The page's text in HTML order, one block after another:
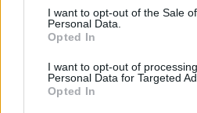
consent section.
I want to opt-out of the Sale
Personal Data.
Opted In
I want to opt-out of
Personal Data for Targeted
Opted In
Slika Omadeževanega v
zadaj na levi, obrnjena proti
Vitezu Crucible z mečem in
Kliknite ali tapnite sliko za